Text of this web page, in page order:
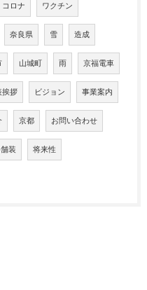
コロナ ワクチン
奈良県 雪 造成
山城町 雨 京福電車
挨拶 ビジョン 事業案内
京都 お問い合わせ
装 将来性